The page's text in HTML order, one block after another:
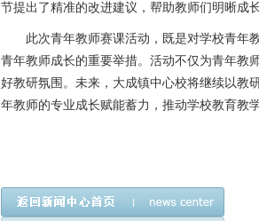
节提出了精准的改进建议，帮助教师们明晰成
此次青年教师赛课活动，既是对学校青年
青年教师成长的重要举措。活动不仅为青年教
好教研氛围。未来，大成镇中心校将继续以教
年教师的专业成长赋能蓄力，推动学校教育教